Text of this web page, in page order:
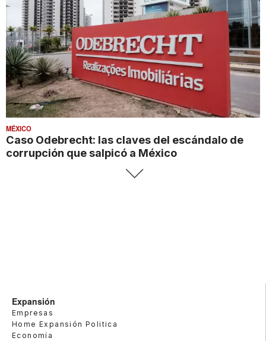
MÉXICO
Caso Odebrecht: las claves del escándalo de
corrupción que salpicó a México
Expansión
Empresas
Home Expansión Politica
Economía